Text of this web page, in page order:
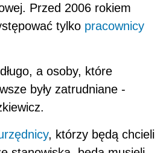
Przed 2006 rokiem
tylko pracownicy
a osoby, które
były zatrudniane -
, którzy będą chcieli